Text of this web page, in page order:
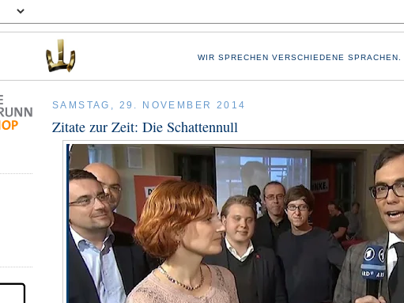
WIR SPRECHEN VERSCHIEDENE
SAMSTAG, 29. NOVEMBER 2014
Zitate zur Zeit: Die Schattennull